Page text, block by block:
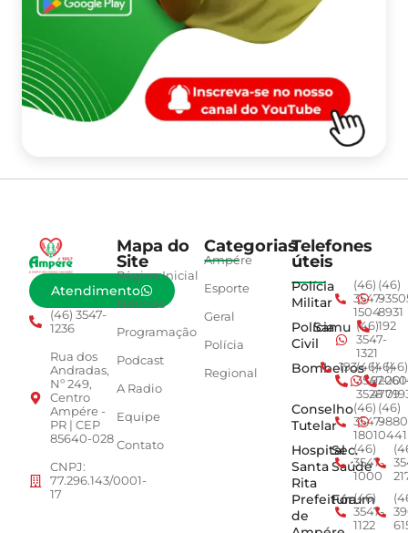
Atendimento
(46) 3547-
1236
Rua dos
Andradas,
Nº 249,
Centro
Ampére -
PR | CEP
85640-028
CNPJ:
77.296.143/0001-
17
Mapa do
Site
Página Inicial
Notícias
Programação
Podcast
A Radio
Equipe
Contato
Categorias
Ampére
Esporte
Geral
Polícia
Regional
Telefones
úteis
Polícia
Militar
(46)
3547-
1504
(46)
8931
Polícia
Civil
Samu (46)
3547-
1321
192
Bombeiros
193(46)
3547-
3528
(46)
4779
(46)
Conselho
Tutelar
(46)
3547-
1801
(46)
0441
Hospital
Santa
Rita
Sec.
Saúde
(46)
3547-
1000
Prefeitura
de
Fórum
(46)
3547-
1122